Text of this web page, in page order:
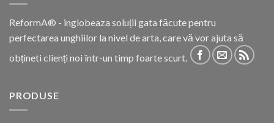
ReformA® - inglobeaza soluții gata făcute pentru
perfectarea unghiilor la nivel de arta, care vă vor ajuta să
obțineti clienți noi într-un timp foarte scurt.
PRODUSE